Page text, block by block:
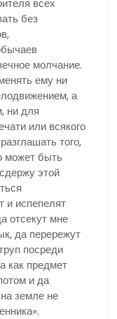
без
молчание.
ему ни
а
ни для
или всякого
того,
может быть
этой
и испепелят
отсекут мне
да перережут
посреди
как предмет
и да
земле не